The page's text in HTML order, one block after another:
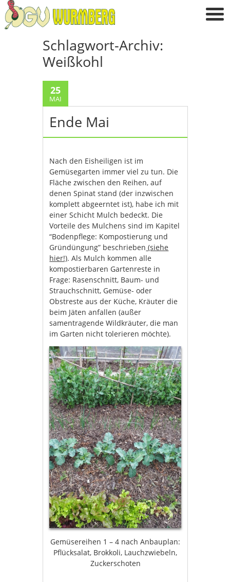
Schlagwort-Archiv:
Weißkohl
25
MAI
Ende Mai
Nach den Eisheiligen ist im
Gemüsegarten immer viel zu tun. Die
Fläche zwischen den Reihen, auf
denen Spinat stand (der inzwischen
komplett abgeerntet ist), habe ich mit
einer Schicht Mulch bedeckt. Die
Vorteile des Mulchens sind im Kapitel
“Bodenpflege: Kompostierung und
Gründüngung” beschrieben (siehe
hier!). Als Mulch kommen alle
kompostierbaren Gartenreste in
Frage: Rasenschnitt, Baum- und
Strauchschnitt, Gemüse- oder
Obstreste aus der Küche, Kräuter die
beim Jäten anfallen (außer
samentragende Wildkräuter, die man
im Garten nicht tolerieren möchte).
Gemüsereihen 1 – 4 nach Anbauplan:
Pflücksalat, Brokkoli, Lauchzwiebeln,
Zuckerschoten